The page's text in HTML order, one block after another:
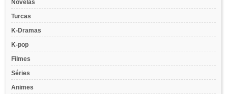
Novelas
Turcas
K-Dramas
K-pop
Filmes
Séries
Animes